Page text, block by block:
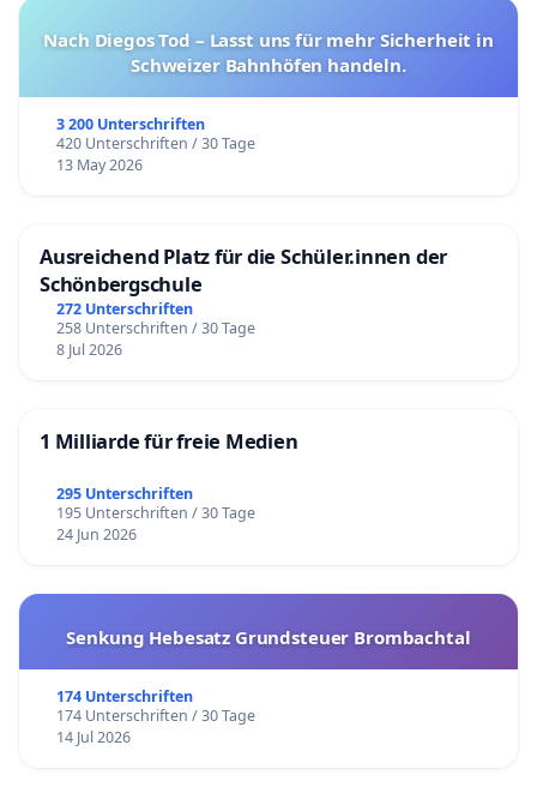
Nach Diegos Tod – Lasst uns für mehr Sicherheit in
Schweizer Bahnhöfen handeln.
3 200 Unterschriften
420 Unterschriften / 30 Tage
13 May 2026
Ausreichend Platz für die Schüler.innen der
Schönbergschule
272 Unterschriften
258 Unterschriften / 30 Tage
8 Jul 2026
1 Milliarde für freie Medien
295 Unterschriften
195 Unterschriften / 30 Tage
24 Jun 2026
Senkung Hebesatz Grundsteuer Brombachtal
174 Unterschriften
174 Unterschriften / 30 Tage
14 Jul 2026